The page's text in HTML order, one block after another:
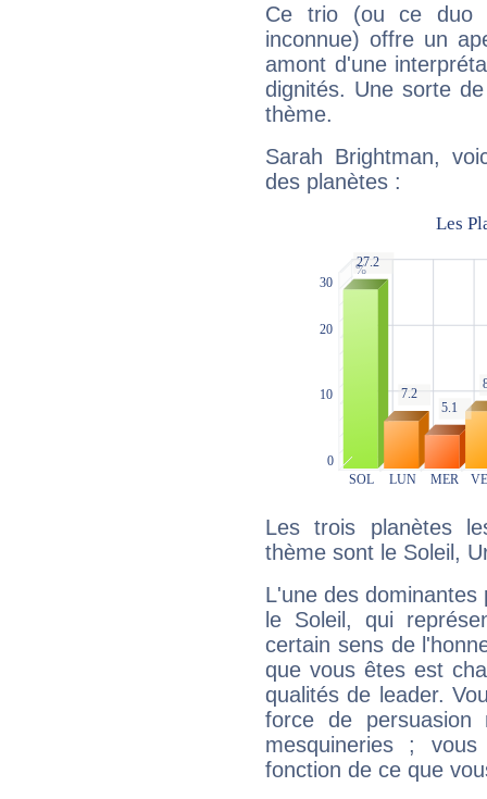
Ce trio (ou ce duo
inconnue) offre un
amont d'une
dignités. Une sorte
thème.
Sarah Brightman,
des planètes :
Les trois planètes
thème sont le Soleil,
L'une des
le Soleil, qui
certain sens de
que vous êtes est
qualités de leader.
force de
mesquineries ;
fonction de ce que